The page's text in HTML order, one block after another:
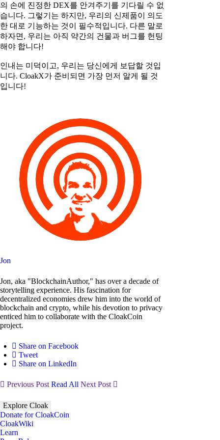
의 손에 진정한 DEX를 안겨주기를 기다릴 수 없
습니다. 그렇기는 하지만, 우리의 신제품이 의도
한 대로 기능하는 것이 필수적입니다. 다른 말로
하자면, 우리는 아직 약간의 건물과 버그를 헌팅
해야 합니다!
인내는 미덕이고, 우리는 당신에게 보답할 것입
니다. CloakX가 준비되면 가장 먼저 알게 될 것
입니다!
Jon
Jon, aka "BlockchainAuthor," has over a decade of
storytelling experience. His fascination for
decentralized economies drew him into the world of
blockchain and crypto, while his devotion to privacy
enticed him to collaborate with the CloakCoin
project.
Share on Facebook
Tweet
Share on LinkedIn
Previous Post Read All Next Post
Explore Cloak
Donate for CloakCoin
CloakWiki
Learn